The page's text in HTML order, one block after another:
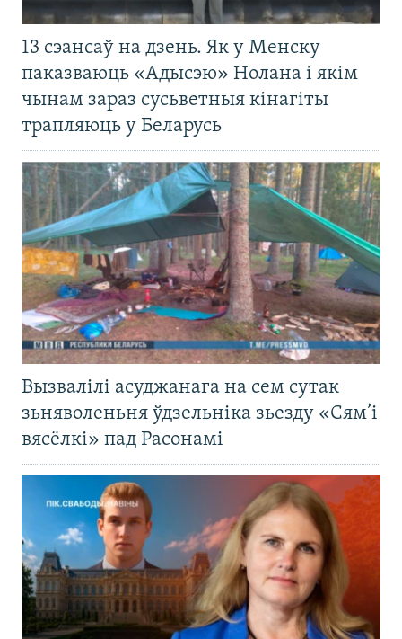
13 сэансаў на дзень. Як у Менску
паказваюць «Адысэю» Нолана і якім
чынам зараз сусьветныя кінагіты
трапляюць у Беларусь
Вызвалілі асуджанага на сем сутак
зьняволеньня ўдзельніка зьезду «Сям’і
вясёлкі» пад Расонамі